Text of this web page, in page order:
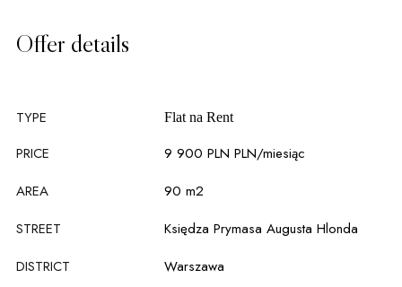
Offer details
TYPE Flat na Rent
PRICE 9 900 PLN PLN/miesiąc
AREA
90 m2
STREET
Księdza Prymasa Augusta Hlonda
DISTRICT
Warszawa